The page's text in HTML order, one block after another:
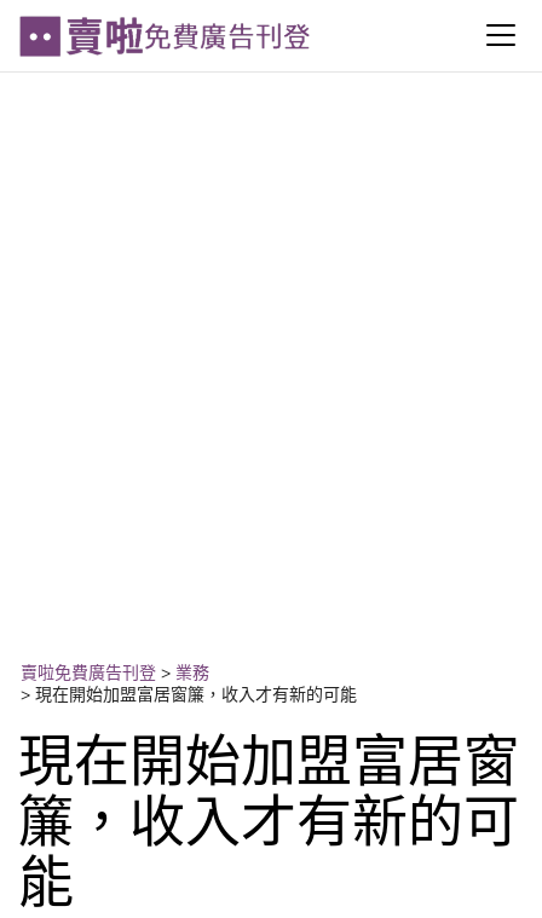
賣啦免費廣告刊登 > 業務
> 現在開始加盟富居窗簾，收入才有新的可能
現在開始加盟富居窗
簾，收入才有新的可
能